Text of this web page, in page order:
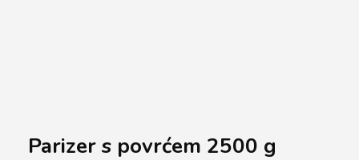
Parizer s povrćem 2500 g